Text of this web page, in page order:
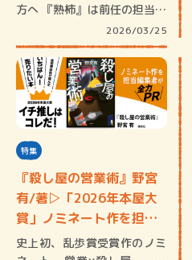
方へ 『熟柿』は前任の担当編
2026/03/25
特集
『殺し屋の営業術』野宮
有/著▷「2026年本屋大
賞」ノミネート作を担…
史上初、乱歩賞受賞作のノミ